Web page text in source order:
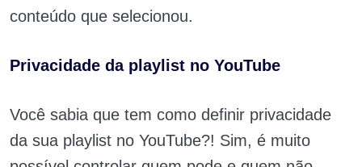
conteúdo que selecionou.
Privacidade da playlist no YouTube
Você sabia que tem como definir privacidade
da sua playlist no YouTube?! Sim, é muito